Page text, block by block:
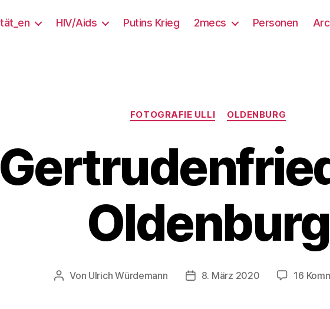
HIV/Aids Putins Krieg 2mecs Personen
Kategorien
FOTOGRAFIE ULLI OLDENBURG
Oldenburg
Beitragsautor
Von Ulrich Würdemann Beitragsdatum
8. März 2020 16